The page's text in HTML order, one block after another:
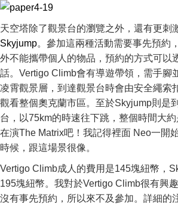
天空塔除了觀景台的瀏覽之外，還有更刺
Skyjump。參加這兩種活動需要事先預約
外不能攜帶個人的物品，預約的方式可以
話。Vertigo Climb會有導遊帶領，需手腳
凌霄觀景層，到達觀景台時會由安全繩索
觀看整個奧克蘭市區。至於Skyjump則是
台，以75km的時速往下跳，整個時間大
在演The Matrix吧！我記得裡面 Neo一開
時候，跟這場景很像。
Vertigo Climb成人的費用是145塊紐幣，
195塊紐幣。我對於Vertigo Climb很有興
沒有事先預約，所以來不及參加。詳細的